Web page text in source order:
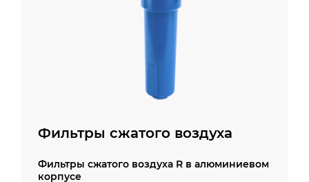
Фильтры сжатого воздуха
Фильтры сжатого воздуха R в алюминиевом
корпусе